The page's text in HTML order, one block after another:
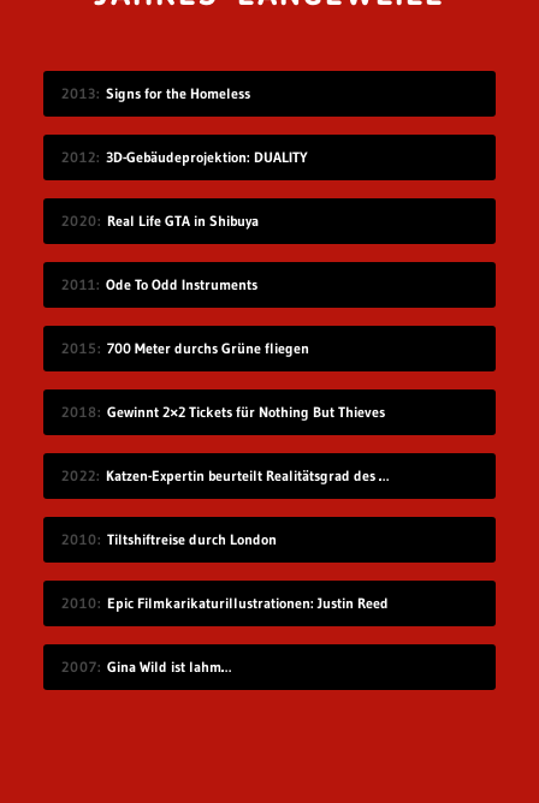
2013 Signs for the Homeless
2012 3D-Gebäudeprojektion: DUALITY
2020 Real Life GTA in Shibuya
2011 Ode To Odd Instruments
2015 700 Meter durchs Grüne fliegen
2018 Gewinnt 2×2 Tickets für Nothing But Thieves
2022 Katzen-Expertin beurteilt Realitätsgrad des Verhaltens in „Stray“
2010 Tiltshiftreise durch London
2010 Epic Filmkarikaturillustrationen: Justin Reed
2007 Gina Wild ist lahm…